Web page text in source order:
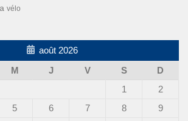
vélo
août 2026
M J V S
D
1
2
5 6 7 8
9